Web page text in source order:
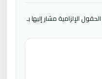
الحقول الإلزامية مشار إليها بـ